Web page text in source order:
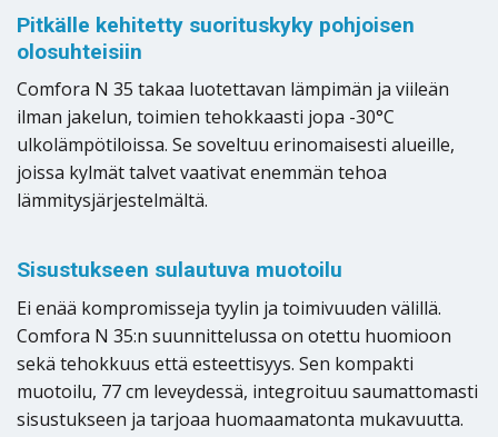
Pitkälle kehitetty suorituskyky pohjoisen
olosuhteisiin
Comfora N 35 takaa luotettavan lämpimän ja viileän
ilman jakelun, toimien tehokkaasti jopa -30°C
ulkolämpötiloissa. Se soveltuu erinomaisesti alueille,
joissa kylmät talvet vaativat enemmän tehoa
lämmitysjärjestelmältä.
Sisustukseen sulautuva muotoilu
Ei enää kompromisseja tyylin ja toimivuuden välillä.
Comfora N 35:n suunnittelussa on otettu huomioon
sekä tehokkuus että esteettisyys. Sen kompakti
muotoilu, 77 cm leveydessä, integroituu saumattomasti
sisustukseen ja tarjoaa huomaamatonta mukavuutta.